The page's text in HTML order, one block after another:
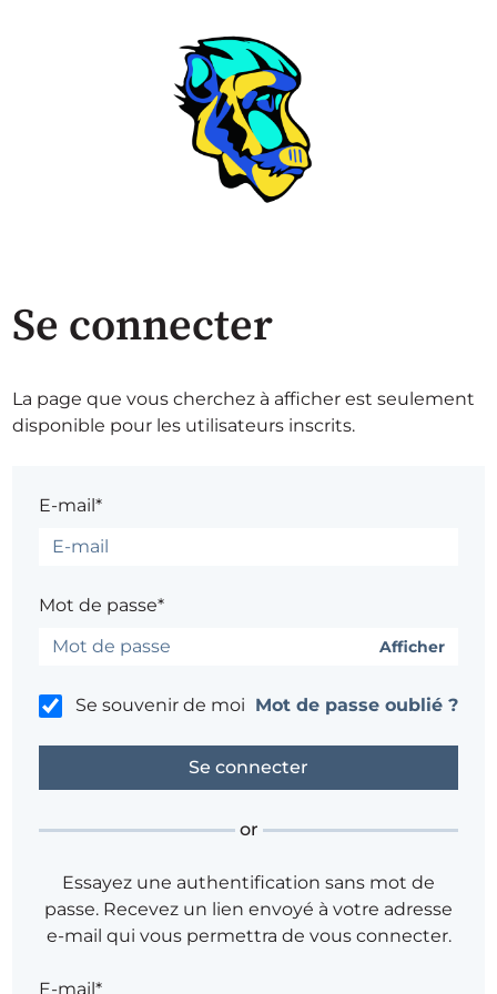
Se connecter
La page que vous cherchez à afficher est seulement
disponible pour les utilisateurs inscrits.
E-mail*
Mot de passe*
Afficher
Se souvenir de moi Mot de passe oublié ?
or
Essayez une authentification sans mot de
passe. Recevez un lien envoyé à votre adresse
e-mail qui vous permettra de vous connecter.
E-mail*